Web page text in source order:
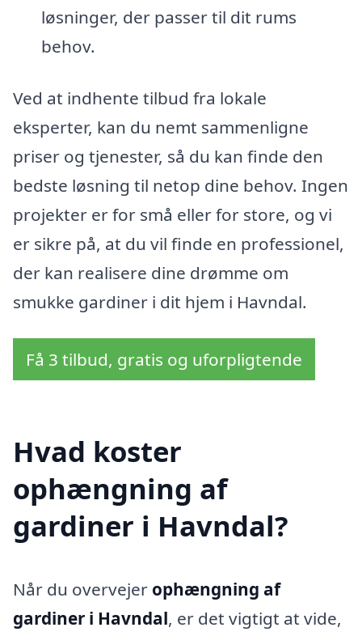
løsninger, der passer til dit rums
behov.
Ved at indhente tilbud fra lokale
eksperter, kan du nemt sammenligne
priser og tjenester, så du kan finde den
bedste løsning til netop dine behov. Ingen
projekter er for små eller for store, og vi
er sikre på, at du vil finde en professionel,
der kan realisere dine drømme om
smukke gardiner i dit hjem i Havndal.
Få 3 tilbud, gratis og uforpligtende
Hvad koster
ophængning af
gardiner i Havndal?
Når du overvejer ophængning af
gardiner i Havndal, er det vigtigt at vide,